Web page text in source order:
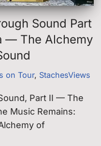
Sound Part
— The Alchemy
on Tour, StachesViews
Part II — The
Music Remains:
of